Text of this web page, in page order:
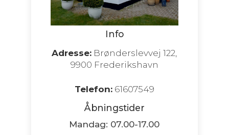
Info
Adresse: Brønderslevvej 122,
9900 Frederikshavn
Telefon:61607549
Åbningstider
Mandag: 07.00-17.00